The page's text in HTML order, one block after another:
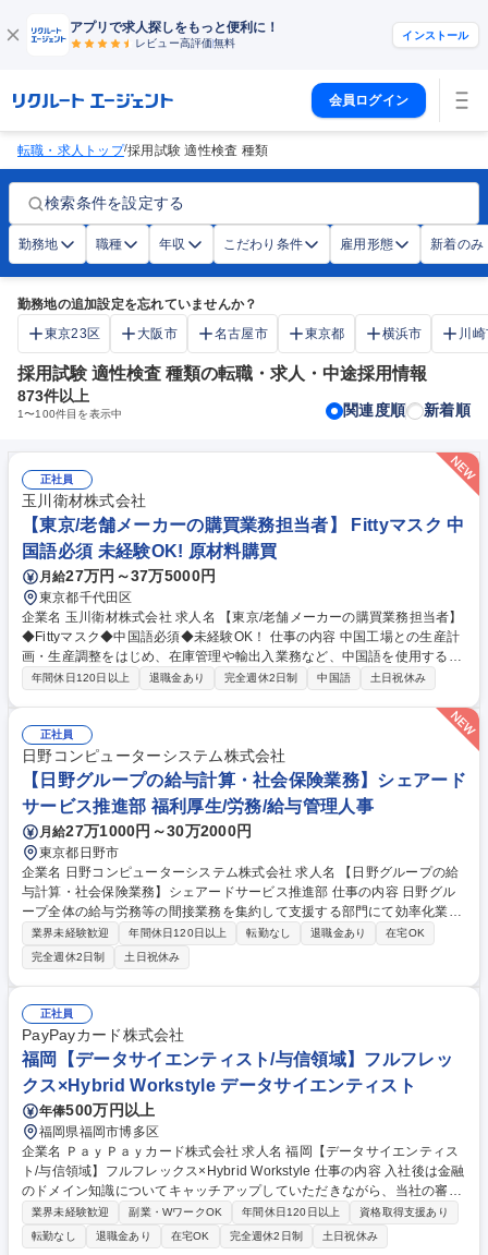
アプリで求人探しをもっと便利に！
レビュー高評価無料
インストール
会員ログイン
転職・求人トップ/採用試験 適性検査 種類
検索条件を設定する
勤務地 職種 年収 こだわり条件 雇用形態 新着のみ
勤務地の追加設定を忘れていませんか？
東京23区
大阪市 名古屋市 東京都 横浜市 川
採用試験 適性検査 種類の転職・求人・中途採用情報
873件以上
1〜100件目を表示中 関連度順 新着順
正社員
玉川衛材株式会社
【東京/老舗メーカーの購買業務担当者】 Fittyマスク 中
国語必須 未経験OK! 原材料購買
月給27万円～37万5000円
東京都千代田区
企業名 玉川衛材株式会社 求人名 【東京/老舗メーカーの購買業務担当者】
◆Fittyマスク◆中国語必須◆未経験OK！ 仕事の内容 中国工場との生産計
画・生産調整をはじめ、在庫管理や輸出入業務など、中国語を使用する購
買関連業務全般をご担当いただきます。未経験の方も安心の環境で、徐々
て以下の業務を中心にお任せします。 ■生産計画の策定 ■中国工場との生
産調整（生産、原価、納期） ■輸出入事務処理全般 ■製品や資材の在庫管
理 ■納期や品質に関するトラブル発生時の対応と改善提案 中国語を用いた
コミュニケーションがメインとなります。 最初は先輩社員が丁寧に指導
し、徐々に業務をお任せしていくので未経験の方も安心してスタートでき
ます。 募集職種 【東京/老舗メーカーの購買業務担当者】◆Fittyマスク◆
中国語必須◆未経験OK！
年間休日120日以上 退職金あり 完全週休2日制 中国語 土日祝休み
正社員
日野コンピューターシステム株式会社
【日野グループの給与計算・社会保険業務】シェアード
サービス推進部 福利厚生/労務/給与管理人事
月給27万1000円～30万2000円
東京都日野市
企業名 日野コンピューターシステム株式会社 求人名 【日野グループの給
与計算・社会保険業務】シェアードサービス推進部 仕事の内容 日野グル
ープ全体の給与労務等の間接業務を集約して支援する部門にて効率化業務
をお任せします。他部署とコミュケーションをとり、業務を円滑に進め、
情報集約～社内環境改善に取り組んでいただきます。 【具体的には】・顧
客に対し、受託業務拡大に伴う折衝業務 ・給与/社会保険業務/専門的見地
からの法改正対応及びイレギュラー対応 ・業務効率化提案及び実施 ・適
切な統制行為（個人情報保護含む）の実施 ・各領域での具体的な改善策の
提案と実行 ・チームの連携強化と業務効率の向上 募集職種 【日野グルー
プの給与計算・社会保険業務】シェアードサービス推進部
業界未経験歓迎 年間休日120日以上 転勤なし 退職金あり
在宅OK
完全週休2日制
土日祝休み
正社員
PayPayカード株式会社
福岡【データサイエンティスト/与信領域】フルフレッ
クス×Hybrid Workstyle データサイエンティスト
年俸500万円以上
福岡県福岡市博多区
企業名 ＰａｙＰａｙカード株式会社 求人名 福岡【データサイエンティス
ト/与信領域】フルフレックス×Hybrid Workstyle 仕事の内容 入社後は金融
のドメイン知識についてキャッチアップしていただきながら、当社の審査
企画本部において統計的手法や機械学習的手法を使った高度な分析を行
い、分析した結果を業務適応していただきます。 現在、審査や債権回収に
おけるモデリング～アクション実施等、案件が多数走っており、経営に対
業界未経験歓迎 副業・WワークOK 年間休日120日以上
資格取得支援あり
転勤なし
退職金あり 在宅OK 完全週休2日制 土日祝休み